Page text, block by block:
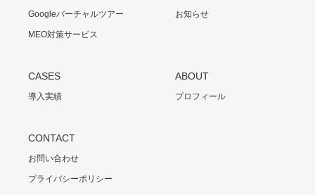
Googleバーチャルツアー
MEO対策サービス
お知らせ
CASES
導入実績
ABOUT
プロフィール
CONTACT
お問い合わせ
プライバシーポリシー